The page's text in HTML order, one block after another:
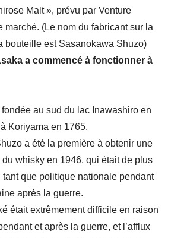
Malt », prévu par Venture
marché. (Le nom du fabricant sur la
bouteille est Sasanokawa Shuzo)
a commencé à fonctionner à
au sud du lac Inawashiro en
Koriyama en 1765.
a été la première à obtenir une
du whisky en 1946, qui était de plus
que politique nationale pendant
après la guerre.
était extrêmement difficile en raison
et après la guerre, et l’afflux